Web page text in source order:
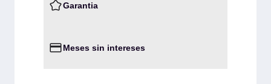
Garantia
Meses sin intereses